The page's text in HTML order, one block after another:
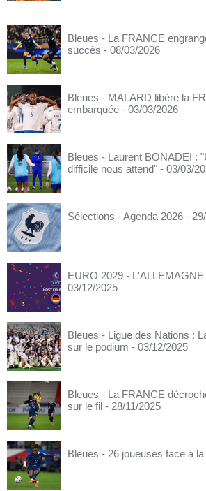
Bleues - La FRANCE
succès - 08/03/2026
Bleues - MALARD libère la
embarquée - 03/03/2026
Bleues - Laurent BONADEI :
difficile nous attend" - 03/03/
Sélections - Agenda 2026 -
EURO 2029 -
03/12/2025
Bleues - Ligue des Nations :
sur le podium - 03/12/2025
Bleues - La FRANCE
sur le fil - 28/11/2025
Bleues - 26 joueuses face à